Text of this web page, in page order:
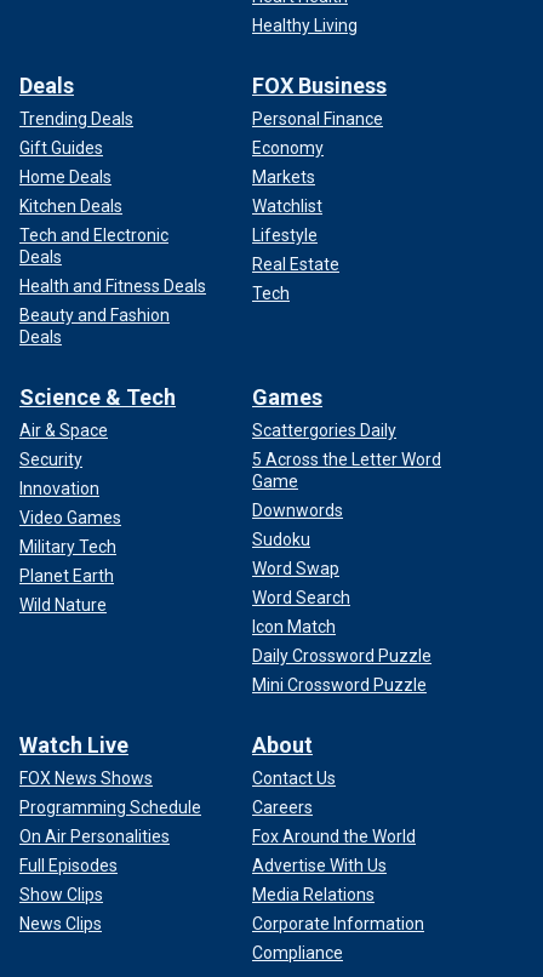
Healthy Living
Deals
Trending Deals
Gift Guides
Home Deals
Kitchen Deals
Tech and Electronic
Deals
Health and Fitness Deals
Beauty and Fashion
Deals
FOX Business
Personal Finance
Economy
Markets
Watchlist
Lifestyle
Real Estate
Tech
Science & Tech
Air & Space
Security
Innovation
Video Games
Military Tech
Planet Earth
Wild Nature
Games
Scattergories Daily
5 Across the Letter Word
Game
Downwords
Sudoku
Word Swap
Word Search
Icon Match
Daily Crossword Puzzle
Mini Crossword Puzzle
Watch Live
FOX News Shows
Programming Schedule
On Air Personalities
Full Episodes
Show Clips
News Clips
About
Contact Us
Careers
Fox Around the World
Advertise With Us
Media Relations
Corporate Information
Compliance